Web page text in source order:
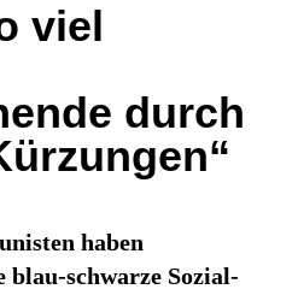
viel
durch
haben
blau-schwarze Sozial-